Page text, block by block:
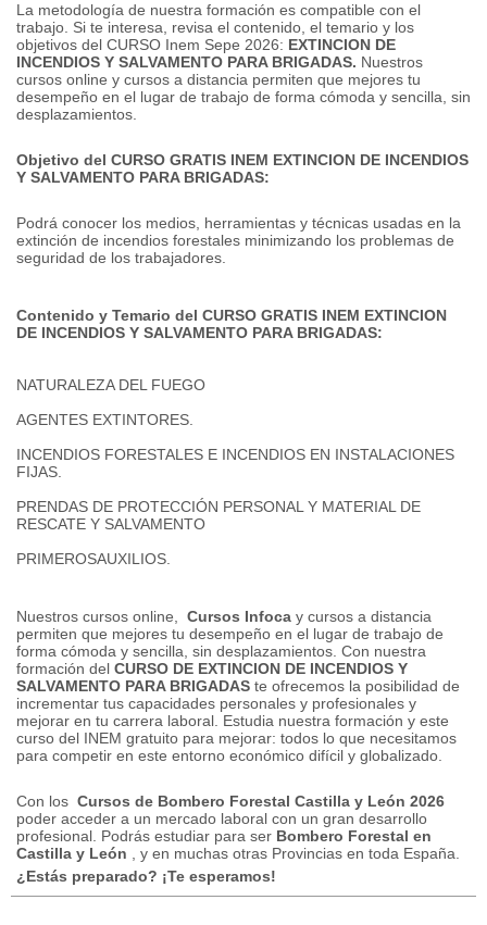
La metodología de nuestra formación es compatible con el
trabajo. Si te interesa, revisa el contenido, el temario y los
objetivos del CURSO Inem Sepe 2026: EXTINCION DE
INCENDIOS Y SALVAMENTO PARA BRIGADAS. Nuestros
cursos online y cursos a distancia permiten que mejores tu
desempeño en el lugar de trabajo de forma cómoda y sencilla, sin
desplazamientos.
Objetivo del CURSO GRATIS INEM EXTINCION DE INCENDIOS
Y SALVAMENTO PARA BRIGADAS:
Podrá conocer los medios, herramientas y técnicas usadas en la
extinción de incendios forestales minimizando los problemas de
seguridad de los trabajadores.
Contenido y Temario del CURSO GRATIS INEM EXTINCION
DE INCENDIOS Y SALVAMENTO PARA BRIGADAS:
NATURALEZA DEL FUEGO
AGENTES EXTINTORES.
INCENDIOS FORESTALES E INCENDIOS EN INSTALACIONES
FIJAS.
PRENDAS DE PROTECCIÓN PERSONAL Y MATERIAL DE
RESCATE Y SALVAMENTO
PRIMEROSAUXILIOS.
Nuestros cursos online, Cursos Infoca y cursos a distancia
permiten que mejores tu desempeño en el lugar de trabajo de
forma cómoda y sencilla, sin desplazamientos. Con nuestra
formación del CURSO DE EXTINCION DE INCENDIOS Y
SALVAMENTO PARA BRIGADAS te ofrecemos la posibilidad de
incrementar tus capacidades personales y profesionales y
mejorar en tu carrera laboral. Estudia nuestra formación y este
curso del INEM gratuito para mejorar: todos lo que necesitamos
para competir en este entorno económico difícil y globalizado.
Con los Cursos de Bombero Forestal Castilla y León 2026
poder acceder a un mercado laboral con un gran desarrollo
profesional. Podrás estudiar para ser Bombero Forestal en
Castilla y León , y en muchas otras Provincias en toda España.
¿Estás preparado? ¡Te esperamos!